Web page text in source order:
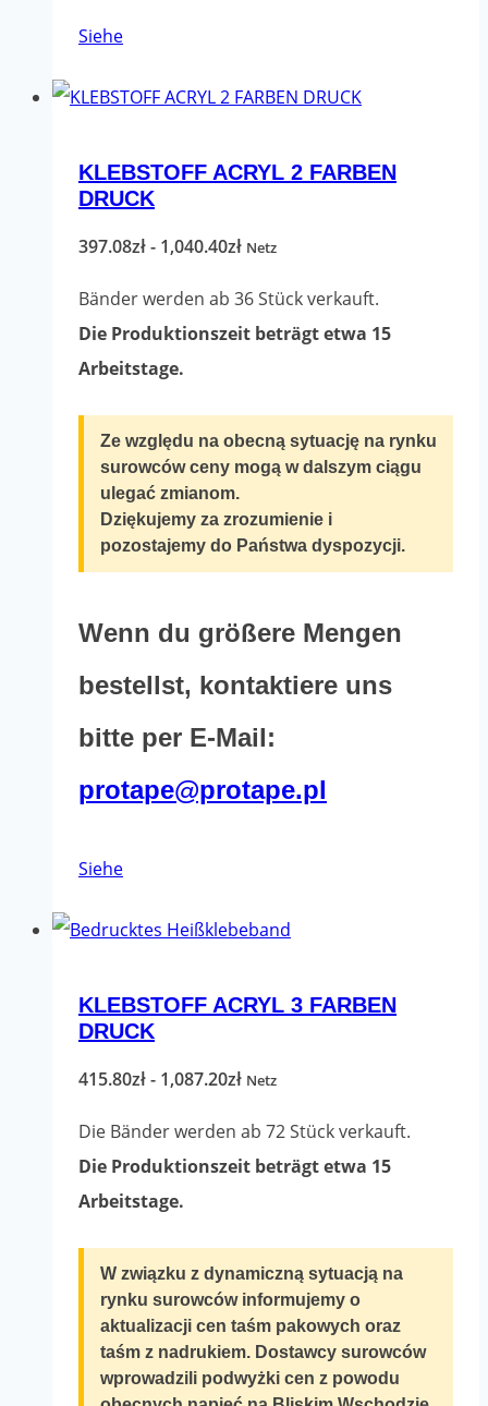
SieheDieses
hat
Varianten.
Die
Optionen
Produktseite
ausgewählt
werden
KLEBSTOFF ACRYL 2 FARBEN
DRUCK
397.08zł- 1,040.40złPreisspanne:
1,040.40zł
Netz
Bänder werden ab 36 Stück verkauft.
Die Produktionszeit beträgt etwa 15
Arbeitstage.
Ze względu na obecną sytuację na rynku
surowców ceny mogą w dalszym ciągu
ulegać zmianom.
Dziękujemy za zrozumienie i
pozostajemy do Państwa dyspozycji.
Wenn du größere Mengen
bestellst, kontaktiere uns
bitte per E-Mail:
protape@protape.pl
SieheDieses
hat
Varianten.
Die
Optionen
Produktseite
ausgewählt
werden
KLEBSTOFF ACRYL 3 FARBEN
DRUCK
415.80zł- 1,087.20złPreisspanne:
1,087.20zł
Netz
Die Bänder werden ab 72 Stück verkauft.
Die Produktionszeit beträgt etwa 15
Arbeitstage.
W związku z dynamiczną sytuacją na
rynku surowców informujemy o
aktualizacji cen taśm pakowych oraz
taśm z nadrukiem. Dostawcy surowców
wprowadzili podwyżki cen z powodu